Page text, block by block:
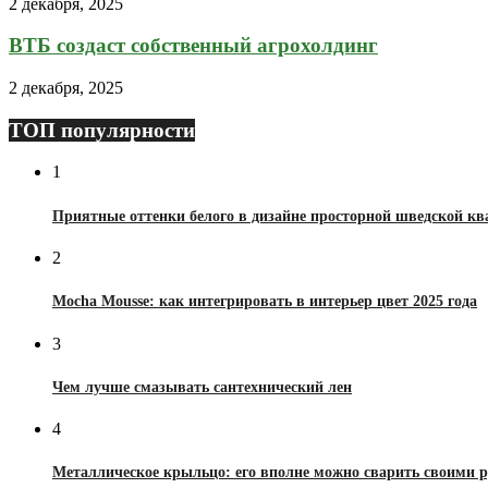
ВТБ создаст собственный агрохолдинг
2 декабря, 2025
ТОП популярности
1
Приятные оттенки белого в дизайне просторной шведской
2
Mocha Mousse: как интегрировать в интерьер цвет 2025 года
3
Чем лучше смазывать сантехнический лен
4
Металлическое крыльцо: его вполне можно сварить своими